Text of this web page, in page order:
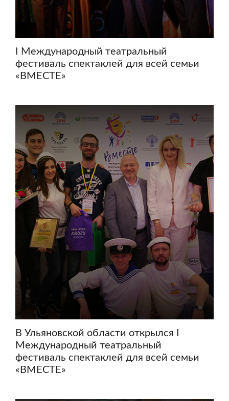
I Международный театральный
фестиваль спектаклей для всей семьи
«ВМЕСТЕ»
В Ульяновской области открылся I
Международный театральный
фестиваль спектаклей для всей семьи
«ВМЕСТЕ»